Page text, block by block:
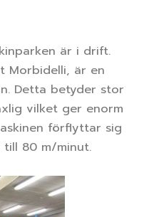
är i drift.
Morbidelli, är en
Detta betyder stor
vilket ger enorm
förflyttar sig
80 m/minut.